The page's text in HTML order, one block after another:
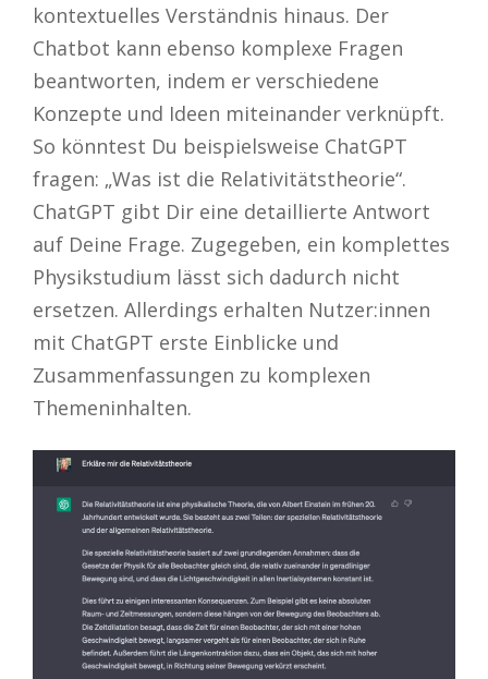
kontextuelles Verständnis hinaus. Der
Chatbot kann ebenso komplexe Fragen
beantworten, indem er verschiedene
Konzepte und Ideen miteinander verknüpft.
So könntest Du beispielsweise ChatGPT
fragen: „Was ist die Relativitätstheorie“.
ChatGPT gibt Dir eine detaillierte Antwort
auf Deine Frage. Zugegeben, ein komplettes
Physikstudium lässt sich dadurch nicht
ersetzen. Allerdings erhalten Nutzer:innen
mit ChatGPT erste Einblicke und
Zusammenfassungen zu komplexen
Themeninhalten.